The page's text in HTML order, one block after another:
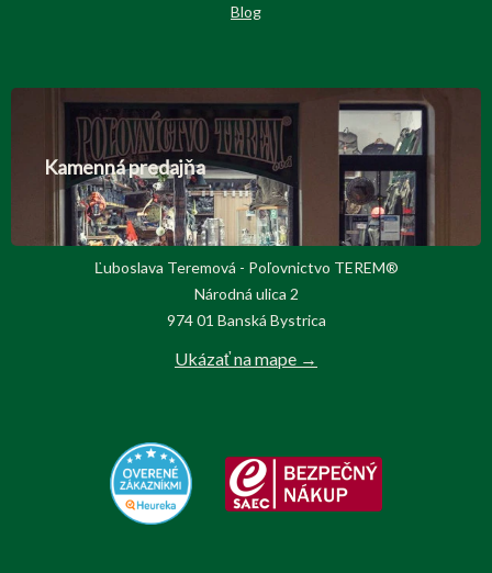
Blog
Kamenná predajňa
Ľuboslava Teremová - Poľovnictvo TEREM®
Národná ulica 2
974 01 Banská Bystrica
Ukázať na mape →